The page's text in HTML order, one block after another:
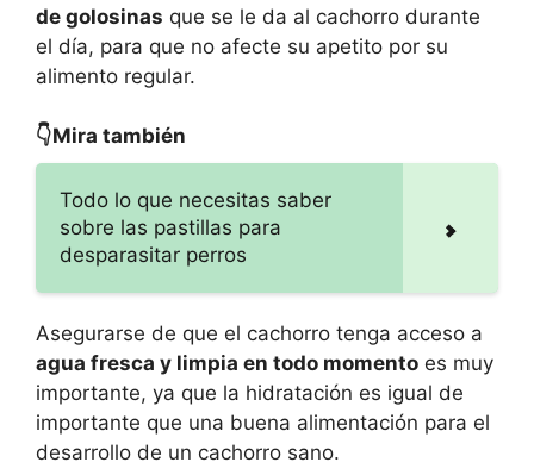
de golosinas que se le da al cachorro durante
el día, para que no afecte su apetito por su
alimento regular.
👇Mira también
Todo lo que necesitas saber
sobre las pastillas para
desparasitar perros
Asegurarse de que el cachorro tenga acceso a
agua fresca y limpia en todo momento es muy
importante, ya que la hidratación es igual de
importante que una buena alimentación para el
desarrollo de un cachorro sano.